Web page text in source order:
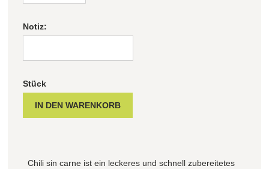
Notiz:
Stück
Chili sin carne ist ein leckeres und schnell zubereitetes